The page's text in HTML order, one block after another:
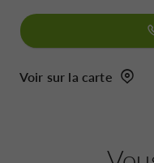
Voir sur la carte